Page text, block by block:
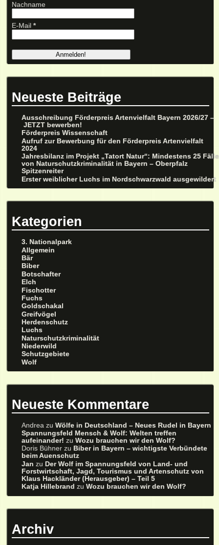
Nachname
E-Mail *
Neueste Beiträge
Ausschreibung Förderpreis Artenvielfalt Bayern 2026/27 –
JETZT bewerben!
Förderpreis Wissenschaft
Aufruf zur Bewerbung für den Förderpreis Artenvielfalt
2024
Jahresbilanz im Projekt „Tatort Natur“: Mindestens 25 Fälle
von Naturschutzkriminalität in Bayern – Oberpfalz
Spitzenreiter
Erster weiblicher Luchs im Nordschwarzwald ausgewildert
Kategorien
3. Nationalpark
Allgemein
Bär
Biber
Botschafter
Elch
Fischotter
Fuchs
Goldschakal
Greifvögel
Herdenschutz
Luchs
Naturschutzkriminalität
Niederwild
Schutzgebiete
Wolf
Neueste Kommentare
Andrea zuWölfe in Deutschland – Neues Rudel in Bayern
Spannungsfeld Mensch & Wolf: Welten treffen
aufeinander! zuWozu brauchen wir den Wolf?
Doris Bühner zu Biber in Bayern – wichtigste Verbündete
beim Auenschutz
Jan zu Der Wolf im Spannungsfeld von Land- und
Forstwirtschaft, Jagd, Tourismus und Artenschutz von
Klaus Hackländer (Herausgeber) – Teil 5
Katja Hillebrand zuWozu brauchen wir den Wolf?
Archiv